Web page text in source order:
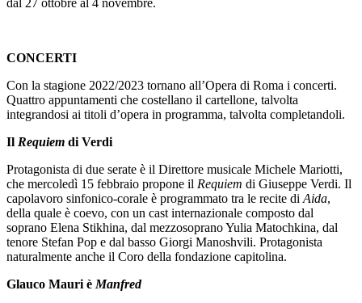
CONCERTI
Con la stagione 2022/2023 tornano all’Opera di Roma i concerti.
Quattro appuntamenti che costellano il cartellone, talvolta
integrandosi ai titoli d’opera in programma, talvolta completandoli.
Il Requiem di Verdi
Protagonista di due serate è il Direttore musicale Michele Mariotti,
che mercoledì 15 febbraio propone il Requiem di Giuseppe Verdi. Il
capolavoro sinfonico-corale è programmato tra le recite di Aida,
della quale è coevo, con un cast internazionale composto dal
soprano Elena Stikhina, dal mezzosoprano Yulia Matochkina, dal
tenore Stefan Pop e dal basso Giorgi Manoshvili. Protagonista
naturalmente anche il Coro della fondazione capitolina.
Glauco Mauri è Manfred